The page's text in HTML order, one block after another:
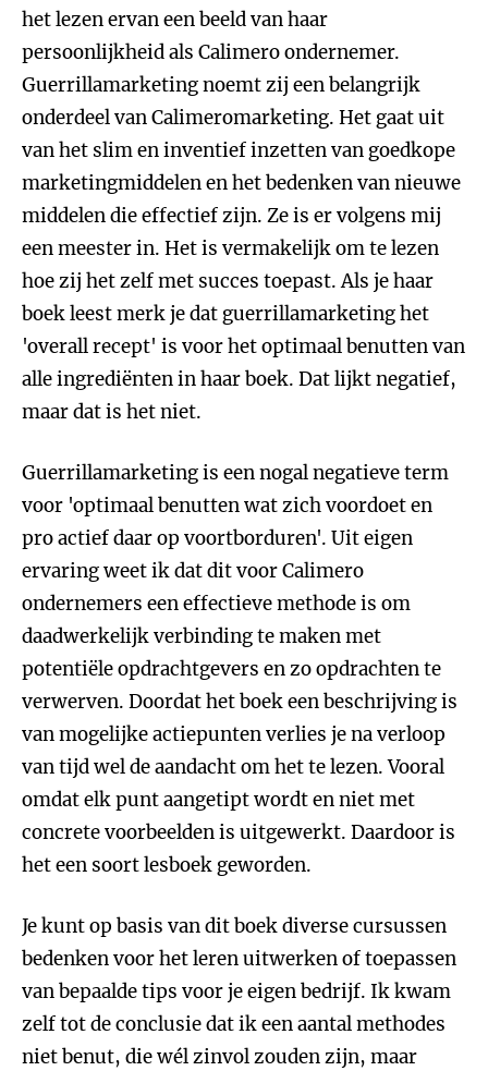
het lezen ervan een beeld van haar
persoonlijkheid als Calimero ondernemer.
Guerrillamarketing noemt zij een belangrijk
onderdeel van Calimeromarketing. Het gaat uit
van het slim en inventief inzetten van goedkope
marketingmiddelen en het bedenken van nieuwe
middelen die effectief zijn. Ze is er volgens mij
een meester in. Het is vermakelijk om te lezen
hoe zij het zelf met succes toepast. Als je haar
boek leest merk je dat guerrillamarketing het
'overall recept' is voor het optimaal benutten van
alle ingrediënten in haar boek. Dat lijkt negatief,
maar dat is het niet.
Guerrillamarketing is een nogal negatieve term
voor 'optimaal benutten wat zich voordoet en
pro actief daar op voortborduren'. Uit eigen
ervaring weet ik dat dit voor Calimero
ondernemers een effectieve methode is om
daadwerkelijk verbinding te maken met
potentiële opdrachtgevers en zo opdrachten te
verwerven. Doordat het boek een beschrijving is
van mogelijke actiepunten verlies je na verloop
van tijd wel de aandacht om het te lezen. Vooral
omdat elk punt aangetipt wordt en niet met
concrete voorbeelden is uitgewerkt. Daardoor is
het een soort lesboek geworden.
Je kunt op basis van dit boek diverse cursussen
bedenken voor het leren uitwerken of toepassen
van bepaalde tips voor je eigen bedrijf. Ik kwam
zelf tot de conclusie dat ik een aantal methodes
niet benut, die wél zinvol zouden zijn, maar